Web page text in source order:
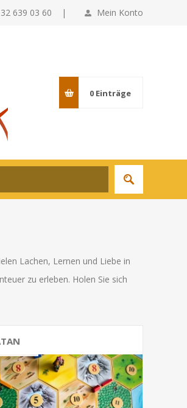
Mein Konto
32 639 03 60 |
0 Einträge
Lachen, Lernen und Liebe in
zu erleben. Holen Sie sich